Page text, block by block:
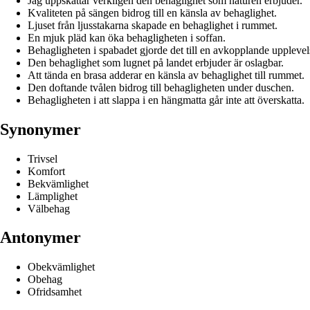
Kvaliteten på sängen bidrog till en känsla av behaglighet.
Ljuset från ljusstakarna skapade en behaglighet i rummet.
En mjuk pläd kan öka behagligheten i soffan.
Behagligheten i spabadet gjorde det till en avkopplande
Den behaglighet som lugnet på landet erbjuder är oslagbar.
Att tända en brasa adderar en känsla av behaglighet till rummet.
Den doftande tvålen bidrog till behagligheten under duschen.
Behagligheten i att slappa i en hängmatta går inte att överskatta.
Synonymer
Trivsel
Komfort
Bekvämlighet
Lämplighet
Välbehag
Antonymer
Obekvämlighet
Obehag
Ofridsamhet